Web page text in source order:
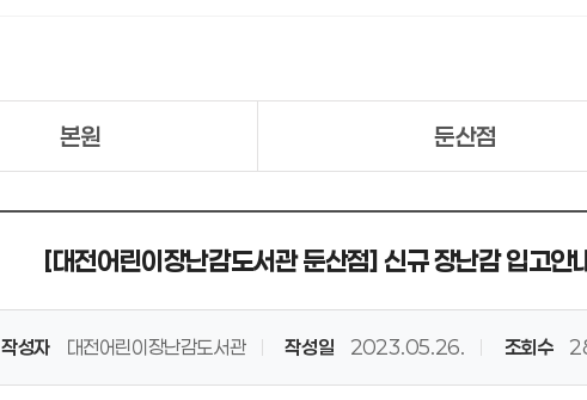
본원 둔산점
[대전어린이장난감도서관 둔산점] 신규 장난감 입고안
작성자 대전어린이장난감도서관 작성일 2023.05.26. 조회수